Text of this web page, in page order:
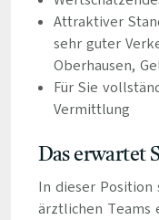
Attraktiver
sehr guter
Oberhausen,
Für Sie
Vermittlung
Das erwartet
In dieser Position
ärztlichen Teams